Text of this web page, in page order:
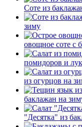
Соте из
зиму
овощное соте с
помидоров и
из огурцов на
баклажан на
"Десятка" из